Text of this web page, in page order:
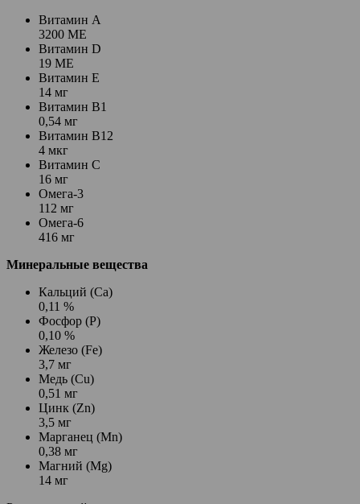
Витамин А
3200 МЕ
Витамин D
19 МЕ
Витамин Е
14 мг
Витамин В1
0,54 мг
Витамин В12
4 мкг
Витамин С
16 мг
Омега-3
112 мг
Омега-6
416 мг
Минеральные вещества
Кальций (Ca)
0,11 %
Фосфор (P)
0,10 %
Железо (Fe)
3,7 мг
Медь (Cu)
0,51 мг
Цинк (Zn)
3,5 мг
Марганец (Mn)
0,38 мг
Магний (Mg)
14 мг